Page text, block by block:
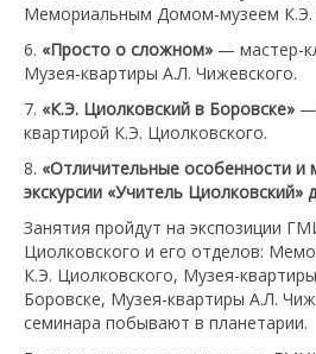
Мемориальным Домом-музеем К.Э.
6. «Просто о сложном» — мастер-
Музея-квартиры А.Л. Чижевского.
7. «К.Э. Циолковский в Боровске» —
квартирой К.Э. Циолковского.
8. «Отличительные особенности и
экскурсии «Учитель Циолковский»
Занятия пройдут на экспозиции
Циолковского и его отделов:
К.Э. Циолковского, Музея-
Боровске, Музея-квартиры А.Л.
семинара побывают в планетарии.